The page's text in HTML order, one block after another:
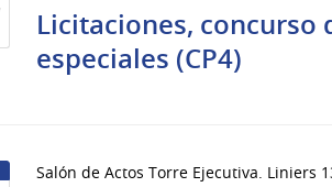
Licitaciones, concurso
especiales (CP4)
Salón de Actos Torre Ejecutiva. Liniers